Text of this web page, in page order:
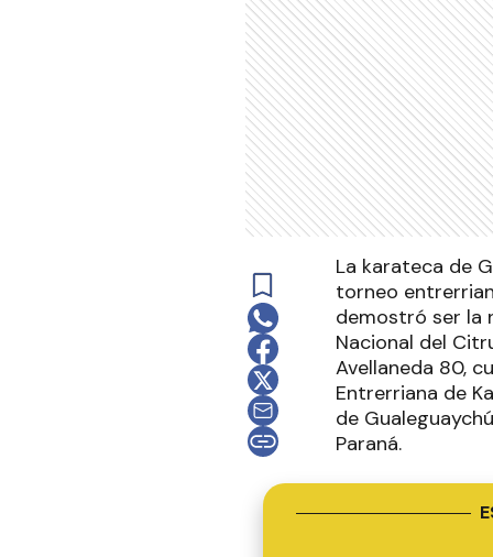
La karateca de
torneo
demostró ser la
Nacional del
Avellaneda 80,
Entrerriana de
de
Paraná.